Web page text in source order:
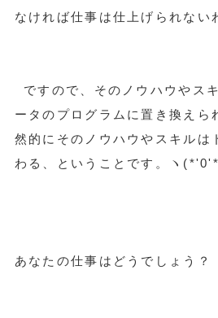
なければ仕事は仕上げられない
ですので、そのノウハウやス
ータのプログラムに置き換えら
然的にそのノウハウやスキルは
わる、ということです。ヽ
あなたの仕事はどうでしょう？